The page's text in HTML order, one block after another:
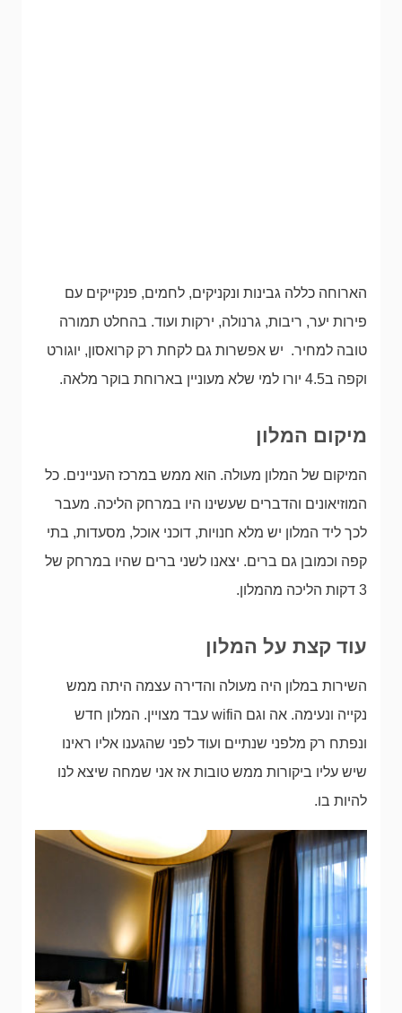
הארוחה כללה גבינות ונקניקים, לחמים, פנקייקים עם
פירות יער, ריבות, גרנולה, ירקות ועוד. בהחלט תמורה
טובה למחיר. יש אפשרות גם לקחת רק קרואסון, יוגורט
וקפה ב4.5 יורו למי שלא מעוניין בארוחת בוקר מלאה.
מיקום המלון
המיקום של המלון מעולה. הוא ממש במרכז העניינים. כל
המוזיאונים והדברים שעשינו היו במרחק הליכה. מעבר
לכך ליד המלון יש מלא חנויות, דוכני אוכל, מסעדות, בתי
קפה וכמובן גם ברים. יצאנו לשני ברים שהיו במרחק של
3 דקות הליכה מהמלון.
עוד קצת על המלון
השירות במלון היה מעולה והדירה עצמה היתה ממש
נקייה ונעימה. אה וגם הwifi עבד מצויין. המלון חדש
ונפתח רק מלפני שנתיים ועוד לפני שהגענו אליו ראינו
שיש עליו ביקורות ממש טובות אז אני שמחה שיצא לנו
להיות בו.